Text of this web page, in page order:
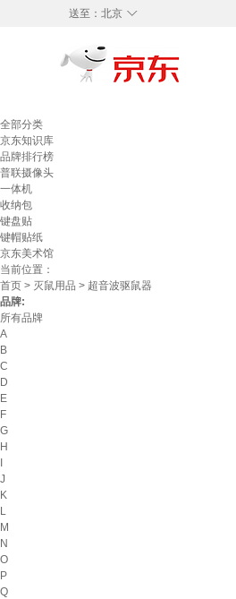
◇
送至： 北京
全部分类
京东知识库
品牌排行榜
普联摄像头
一体机
收纳包
键盘贴
键帽贴纸
京东美术馆
当前位置：
首页 > 灭鼠用品 > 超音波驱鼠器
品牌:
所有品牌
A
B
C
D
E
F
G
H
J
K
L
M
N
O
P
Q